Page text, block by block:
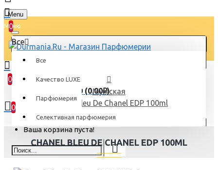
Menu
0
0
Товаров 0 (0.00₽)
0
Ваша корзина пуста!
Все
Все
Качество LUXE
Парфюмерия
Селективная парфюмерия
Мужская
Chanel Bleu De Chanel EDP 100ml
CHANEL BLEU DE CHANEL EDP 100ML